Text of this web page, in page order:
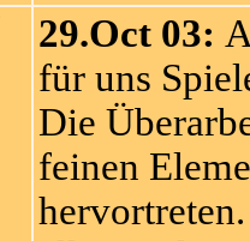
29.Oct 03:
für uns
Die
feinen